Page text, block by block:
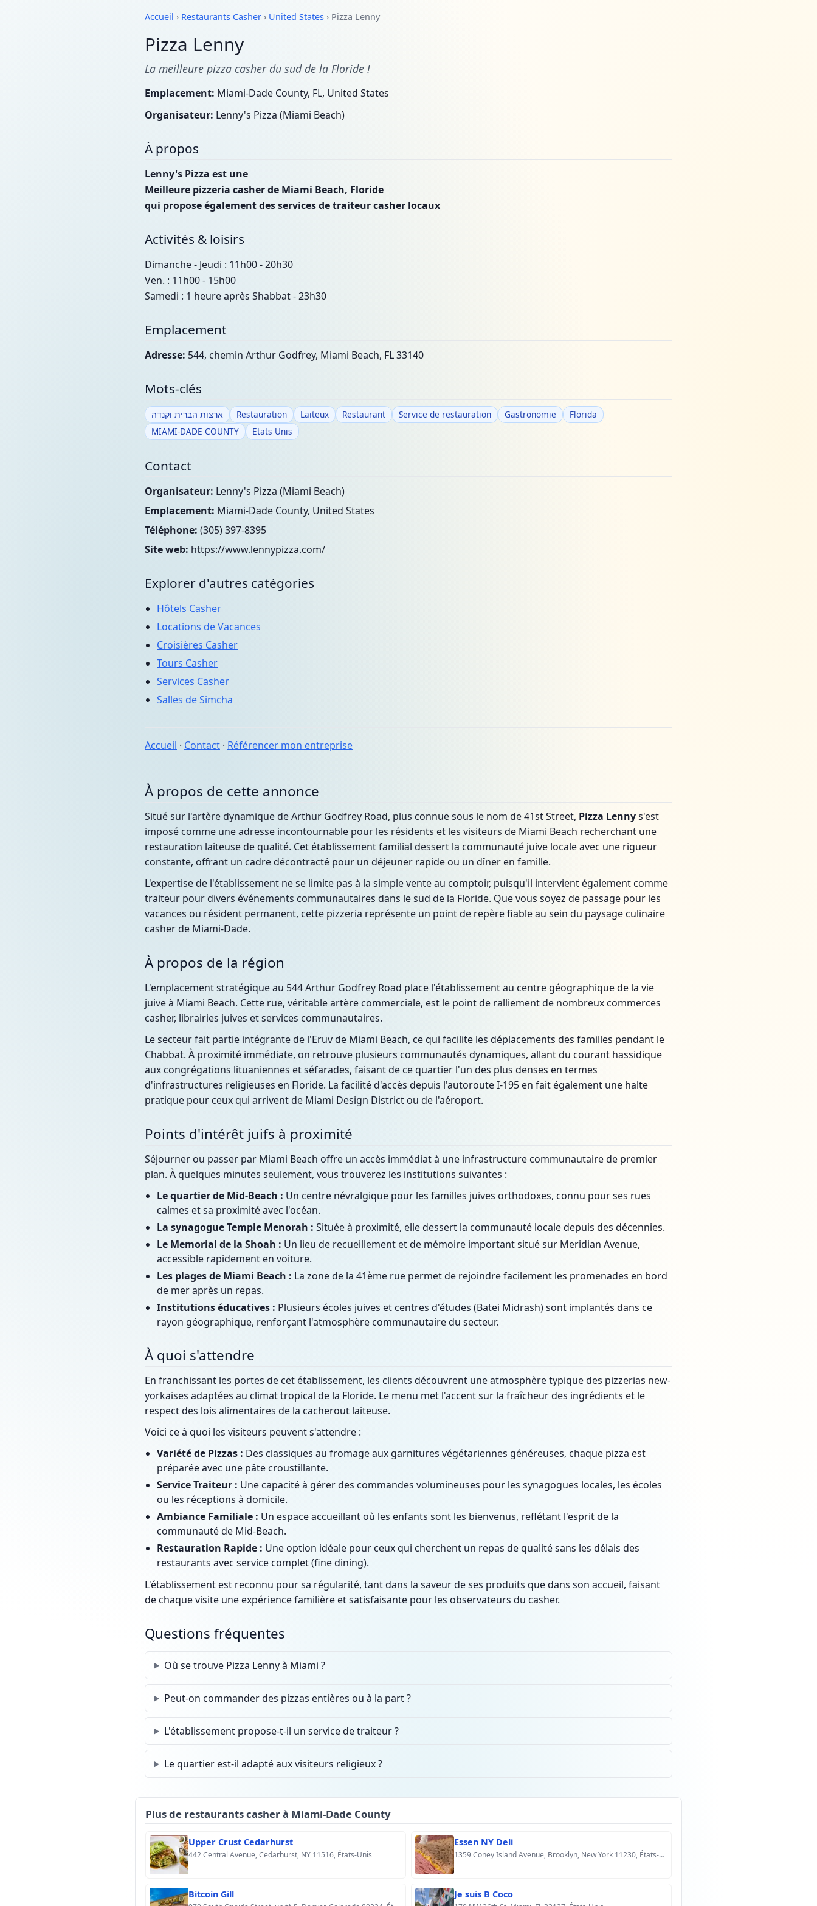
Accueil › Restaurants Casher › United States › Pizza Lenny
Pizza Lenny
La meilleure pizza casher du sud de la Floride !
Emplacement: Miami-Dade County, FL, United States
Organisateur: Lenny's Pizza (Miami Beach)
À propos
Lenny's Pizza est une
Meilleure pizzeria casher de Miami Beach, Floride
qui propose également des services de traiteur casher locaux
Activités & loisirs
Dimanche - Jeudi : 11h00 - 20h30
Ven. : 11h00 - 15h00
Samedi : 1 heure après Shabbat - 23h30
Emplacement
Adresse: 544, chemin Arthur Godfrey, Miami Beach, FL 33140
Mots-clés
ארצות הברית וקנדה Restauration Laiteux Restaurant Service de restauration Gastronomie
Florida
MIAMI-DADE COUNTY
Etats Unis
Contact
Organisateur: Lenny's Pizza (Miami Beach)
Emplacement: Miami-Dade County, United States
Téléphone: (305) 397-8395
Site web: https://www.lennypizza.com/
Explorer d'autres catégories
Hôtels Casher
Locations de Vacances
Croisières Casher
Tours Casher
Services Casher
Salles de Simcha
Accueil · Contact · Référencer mon entreprise
À propos de cette annonce
Situé sur l'artère dynamique de Arthur Godfrey Road, plus connue sous le nom de 41st Street, Pizza Lennys'est
imposé comme une adresse incontournable pour les résidents et les visiteurs de Miami Beach recherchant une
restauration laiteuse de qualité. Cet établissement familial dessert la communauté juive locale avec une rigueur
constante, offrant un cadre décontracté pour un déjeuner rapide ou un dîner en famille.
L'expertise de l'établissement ne se limite pas à la simple vente au comptoir, puisqu'il intervient également comme
traiteur pour divers événements communautaires dans le sud de la Floride. Que vous soyez de passage pour les
vacances ou résident permanent, cette pizzeria représente un point de repère fiable au sein du paysage culinaire
casher de Miami-Dade.
À propos de la région
L'emplacement stratégique au 544 Arthur Godfrey Road place l'établissement au centre géographique de la vie
juive à Miami Beach. Cette rue, véritable artère commerciale, est le point de ralliement de nombreux commerces
casher, librairies juives et services communautaires.
Le secteur fait partie intégrante de l'Eruv de Miami Beach, ce qui facilite les déplacements des familles pendant le
Chabbat. À proximité immédiate, on retrouve plusieurs communautés dynamiques, allant du courant hassidique
aux congrégations lituaniennes et séfarades, faisant de ce quartier l'un des plus denses en termes
d'infrastructures religieuses en Floride. La facilité d'accès depuis l'autoroute I-195 en fait également une halte
pratique pour ceux qui arrivent de Miami Design District ou de l'aéroport.
Points d'intérêt juifs à proximité
Séjourner ou passer par Miami Beach offre un accès immédiat à une infrastructure communautaire de premier
plan. À quelques minutes seulement, vous trouverez les institutions suivantes :
Le quartier de Mid-Beach : Un centre névralgique pour les familles juives orthodoxes, connu pour ses rues
calmes et sa proximité avec l'océan.
La synagogue Temple Menorah : Située à proximité, elle dessert la communauté locale depuis des décennies.
Le Memorial de la Shoah : Un lieu de recueillement et de mémoire important situé sur Meridian Avenue,
accessible rapidement en voiture.
Les plages de Miami Beach : La zone de la 41ème rue permet de rejoindre facilement les promenades en bord
de mer après un repas.
Institutions éducatives : Plusieurs écoles juives et centres d'études (Batei Midrash) sont implantés dans ce
rayon géographique, renforçant l'atmosphère communautaire du secteur.
À quoi s'attendre
En franchissant les portes de cet établissement, les clients découvrent une atmosphère typique des pizzerias new-
yorkaises adaptées au climat tropical de la Floride. Le menu met l'accent sur la fraîcheur des ingrédients et le
respect des lois alimentaires de la cacherout laiteuse.
Voici ce à quoi les visiteurs peuvent s'attendre :
Variété de Pizzas : Des classiques au fromage aux garnitures végétariennes généreuses, chaque pizza est
préparée avec une pâte croustillante.
Service Traiteur : Une capacité à gérer des commandes volumineuses pour les synagogues locales, les écoles
ou les réceptions à domicile.
Ambiance Familiale : Un espace accueillant où les enfants sont les bienvenus, reflétant l'esprit de la
communauté de Mid-Beach.
Restauration Rapide : Une option idéale pour ceux qui cherchent un repas de qualité sans les délais des
restaurants avec service complet (fine dining).
L'établissement est reconnu pour sa régularité, tant dans la saveur de ses produits que dans son accueil, faisant
de chaque visite une expérience familière et satisfaisante pour les observateurs du casher.
Questions fréquentes
Où se trouve Pizza Lenny à Miami ?
Peut-on commander des pizzas entières ou à la part ?
L'établissement propose-t-il un service de traiteur ?
Le quartier est-il adapté aux visiteurs religieux ?
Plus de restaurants casher à Miami-Dade County
Upper Crust Cedarhurst
442 Central Avenue, Cedarhurst, NY 11516, États-Unis
Essen NY Deli
1359 Coney Island Avenue, Brooklyn, New York 11230, États-Unis
Bitcoin Gill Je suis B Coco